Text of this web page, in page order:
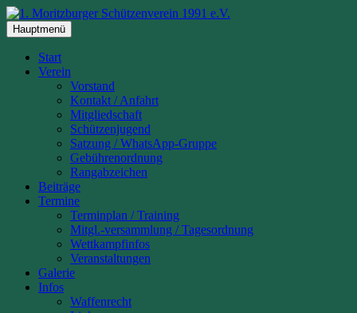
Zum
Inhalt
springen
Hauptmenü
Start
Verein
Vorstand
Kontakt / Anfahrt
Mitgliedschaft
Schützenjugend
Satzung / WhatsApp-Gruppe
Gebührenordnung
Rangabzeichen
Beiträge
Termine
Terminplan / Training
Mitgl.-versammlung / Tagesordnung
Wettkampfinfos
Veranstaltungen
Galerie
Infos
Waffenrecht